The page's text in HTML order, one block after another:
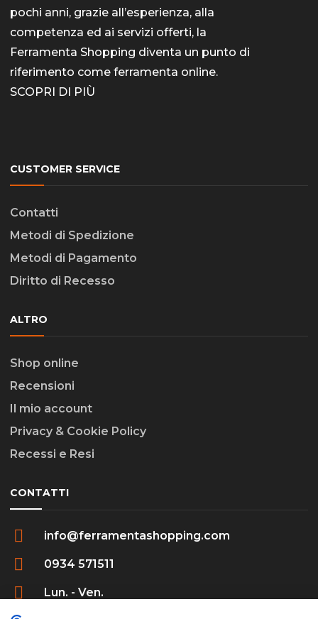
pochi anni, grazie all’esperienza, alla
competenza ed ai servizi offerti, la
Ferramenta Shopping diventa un punto di
riferimento come ferramenta online.
SCOPRI DI PIÙ
CUSTOMER SERVICE
Contatti
Metodi di Spedizione
Metodi di Pagamento
Diritto di Recesso
ALTRO
Shop online
Recensioni
Il mio account
Privacy & Cookie Policy
Recessi e Resi
CONTATTI
info@ferramentashopping.com
0934 571511
Lun. - Ven.